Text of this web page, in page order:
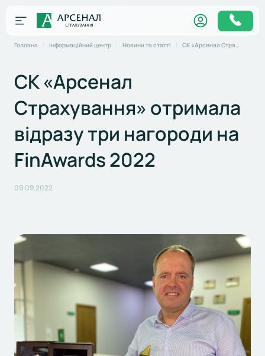
Головна Інформаційний центр Новини та статті СК «Арсенал Страхування» отримала відразу три нагороди на FinAwards 2022
СК «Арсенал
Страхування» отримала
відразу три нагороди на
FinAwards 2022
09.09.2022